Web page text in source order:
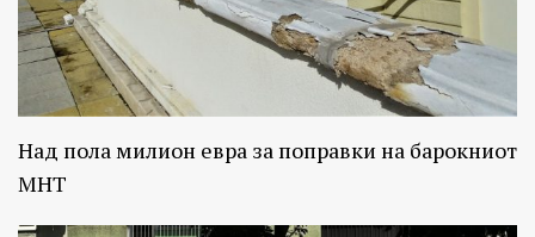
Над пола милион евра за поправки на барокниот
МНТ